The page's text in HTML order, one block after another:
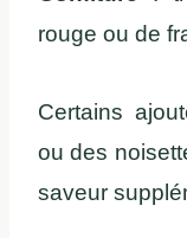
rouge ou de
Certains
ou des
saveur